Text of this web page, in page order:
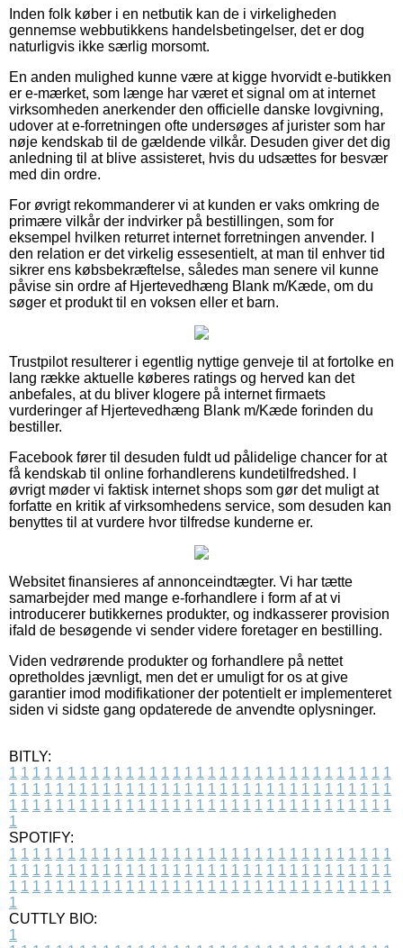
Inden folk køber i en netbutik kan de i virkeligheden
gennemse webbutikkens handelsbetingelser, det er dog
naturligvis ikke særlig morsomt.
En anden mulighed kunne være at kigge hvorvidt e-butikken
er e-mærket, som længe har været et signal om at internet
virksomheden anerkender den officielle danske lovgivning,
udover at e-forretningen ofte undersøges af jurister som har
nøje kendskab til de gældende vilkår. Desuden giver det dig
anledning til at blive assisteret, hvis du udsættes for besvær
med din ordre.
For øvrigt rekommanderer vi at kunden er vaks omkring de
primære vilkår der indvirker på bestillingen, som for
eksempel hvilken returret internet forretningen anvender. I
den relation er det virkelig essesentielt, at man til enhver tid
sikrer ens købsbekræftelse, således man senere vil kunne
påvise sin ordre af Hjertevedhæng Blank m/Kæde, om du
søger et produkt til en voksen eller et barn.
Trustpilot resulterer i egentlig nyttige genveje til at fortolke en
lang række aktuelle køberes ratings og herved kan det
anbefales, at du bliver klogere på internet firmaets
vurderinger af Hjertevedhæng Blank m/Kæde forinden du
bestiller.
Facebook fører til desuden fuldt ud pålidelige chancer for at
få kendskab til online forhandlerens kundetilfredshed. I
øvrigt møder vi faktisk internet shops som gør det muligt at
forfatte en kritik af virksomhedens service, som desuden kan
benyttes til at vurdere hvor tilfredse kunderne er.
Websitet finansieres af annonceindtægter. Vi har tætte
samarbejder med mange e-forhandlere i form af at vi
introducerer butikkernes produkter, og indkasserer provision
ifald de besøgende vi sender videre foretager en bestilling.
Viden vedrørende produkter og forhandlere på nettet
opretholdes jævnligt, men det er umuligt for os at give
garantier imod modifikationer der potentielt er implementeret
siden vi sidste gang opdaterede de anvendte oplysninger.
BITLY:
1 1 1 1 1 1 1 1 1 1 1 1 1 1 1 1 1 1 1 1 1 1 1 1 1 1 1 1 1 1 1 1 1
1 1 1 1 1 1 1 1 1 1 1 1 1 1 1 1 1 1 1 1 1 1 1 1 1 1 1 1 1 1 1 1 1
1 1 1 1 1 1 1 1 1 1 1 1 1 1 1 1 1 1 1 1 1 1 1 1 1 1 1 1 1 1 1 1 1
1
SPOTIFY:
1 1 1 1 1 1 1 1 1 1 1 1 1 1 1 1 1 1 1 1 1 1 1 1 1 1 1 1 1 1 1 1 1
1 1 1 1 1 1 1 1 1 1 1 1 1 1 1 1 1 1 1 1 1 1 1 1 1 1 1 1 1 1 1 1 1
1 1 1 1 1 1 1 1 1 1 1 1 1 1 1 1 1 1 1 1 1 1 1 1 1 1 1 1 1 1 1 1 1
1
CUTTLY BIO:
1